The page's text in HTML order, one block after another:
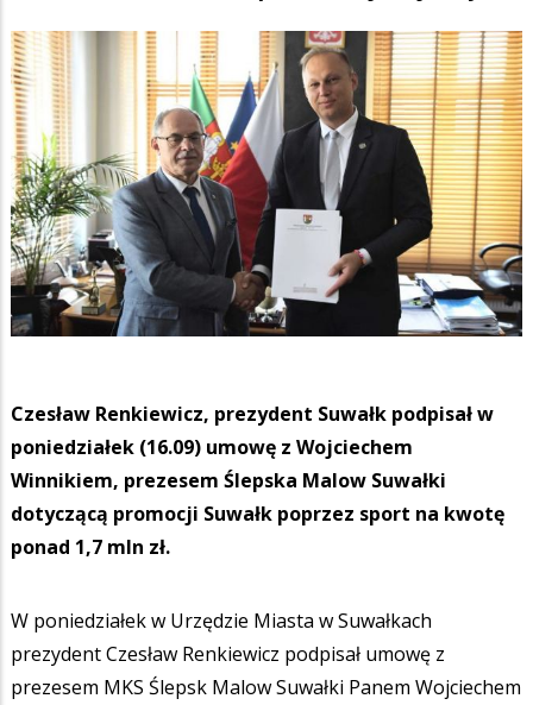
Czesław Renkiewicz, prezydent Suwałk podpisał w
poniedziałek (16.09) umowę z Wojciechem
Winnikiem, prezesem Ślepska Malow Suwałki
dotyczącą promocji Suwałk poprzez sport na kwotę
ponad 1,7 mln zł.
W poniedziałek w Urzędzie Miasta w Suwałkach
prezydent Czesław Renkiewicz podpisał umowę z
prezesem MKS Ślepsk Malow Suwałki Panem Wojciechem